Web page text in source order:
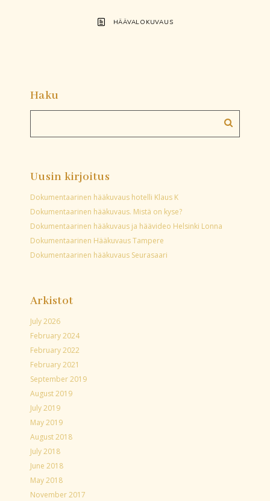
HÄÄVALOKUVAUS
Haku
Uusin kirjoitus
Dokumentaarinen hääkuvaus hotelli Klaus K
Dokumentaarinen hääkuvaus. Mistä on kyse?
Dokumentaarinen hääkuvaus ja häävideo Helsinki Lonna
Dokumentaarinen Hääkuvaus Tampere
Dokumentaarinen hääkuvaus Seurasaari
Arkistot
July 2026
February 2024
February 2022
February 2021
September 2019
August 2019
July 2019
May 2019
August 2018
July 2018
June 2018
May 2018
November 2017